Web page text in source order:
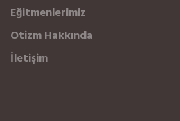
Eğitmenlerimiz
Otizm Hakkında
İletişim